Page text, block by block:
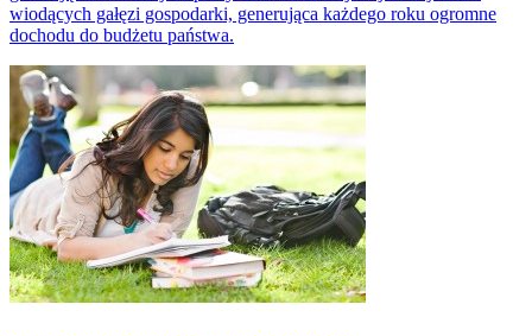
wiodących gałęzi gospodarki, generująca każdego roku ogromne
dochodu do budżetu państwa.